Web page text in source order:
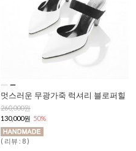
멋스러운 무광가죽 럭셔리 블로퍼힐
260,000원
130,000원 50%
( 리뷰 : 8 )